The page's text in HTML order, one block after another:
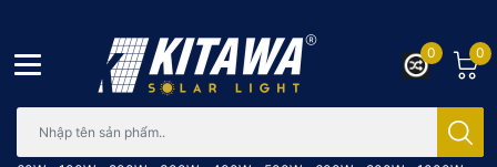
0
0